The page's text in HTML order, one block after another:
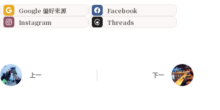
Google 偏好來源
Facebook
Instagram
Threads
上一 下一